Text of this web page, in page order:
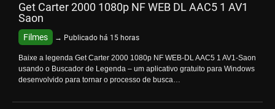
Get Carter 2000 1080p NF WEB DL AAC5 1 AV1
Saon
Filmes → Publicado há 15 horas
Baixe a legenda Get Carter 2000 1080p NF WEB-DL AAC5 1 AV1-Saon
usando o Buscador de Legenda – um aplicativo gratuito para Windows
desenvolvido para tornar o processo de busca…